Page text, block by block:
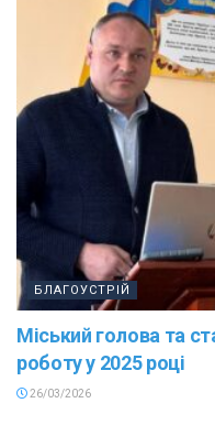
БЛАГОУСТРІЙ
Міський голова та
роботу у 2025 році
26/03/2026